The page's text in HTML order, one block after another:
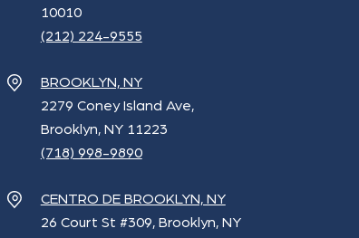
10010
(212) 224-9555
BROOKLYN, NY
2279 Coney Island Ave,
Brooklyn, NY 11223
(718) 998-9890
CENTRO DE BROOKLYN, NY
26 Court St #309, Brooklyn, NY